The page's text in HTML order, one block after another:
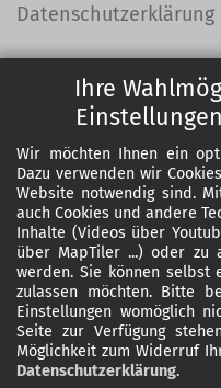
Ihre
Wir möchten Ihnen ein
Dazu verwenden wir
Website notwendig sind.
auch Cookies und andere
Inhalte (Videos über
über MapTiler ...) oder zu
werden. Sie können selbst
zulassen möchten. Bitte
Einstellungen womöglich
Seite zur Verfügung
Möglichkeit zum Widerruf
Datenschutzerklärung.
Datenschutzerklärung